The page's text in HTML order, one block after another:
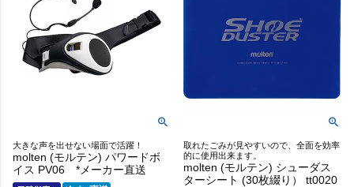
大きな声を出せない場面で活躍！
molten (モルテン) パワードボ
イス PV06 *メーカー直送
取れたごみが見やすいので、全面を効率
的に使用出来ます。
molten (モルテン) シューダス
ターシート (30枚綴り） tt0020